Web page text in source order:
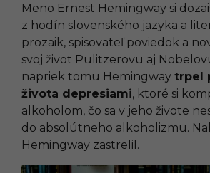
Meno Ernest Hemingway si
z hodín slovenského jazyka a
prozaik, spisovateľ poviedok a
svoj život Pulitzerovu aj
napriek tomu Hemingway trpel
života depresiami, ktoré si
alkoholom, čo sa v jeho živote
do absolútneho alkoholizmu.
Hemingway zastrelil.